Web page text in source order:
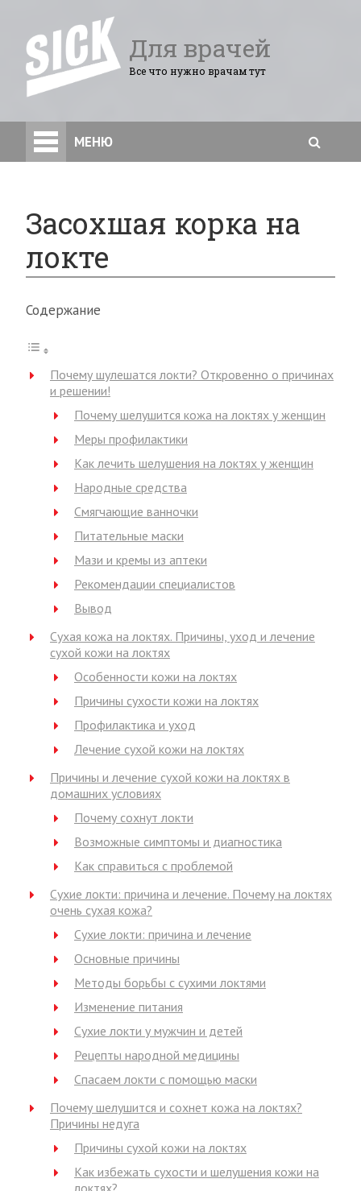
Для врачей
Все что нужно врачам тут
МЕНЮ
Засохшая корка на
локте
Содержание
Почему шулешатся локти? Откровенно о причинах
и решении!
Почему шелушится кожа на локтях у женщин
Меры профилактики
Как лечить шелушения на локтях у женщин
Народные средства
Смягчающие ванночки
Питательные маски
Мази и кремы из аптеки
Рекомендации специалистов
Вывод
Сухая кожа на локтях. Причины, уход и лечение
сухой кожи на локтях
Особенности кожи на локтях
Причины сухости кожи на локтях
Профилактика и уход
Лечение сухой кожи на локтях
Причины и лечение сухой кожи на локтях в
домашних условиях
Почему сохнут локти
Возможные симптомы и диагностика
Как справиться с проблемой
Сухие локти: причина и лечение. Почему на локтях
очень сухая кожа?
Сухие локти: причина и лечение
Основные причины
Методы борьбы с сухими локтями
Изменение питания
Сухие локти у мужчин и детей
Рецепты народной медицины
Спасаем локти с помощью маски
Почему шелушится и сохнет кожа на локтях?
Причины недуга
Причины сухой кожи на локтях
Как избежать сухости и шелушения кожи на
локтях?